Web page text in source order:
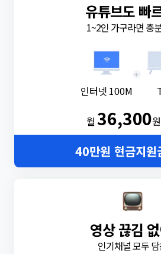
유튜브도 빠
1~2인 가구라면 충
인터넷 100M
+
월36,300원
40만원 현금지
영상 끊김
인기채널 모두